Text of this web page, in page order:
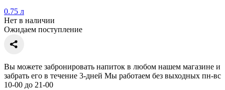
0.75 л
Нет в наличии
Ожидаем поступление
Вы можете забронировать напиток в любом нашем магазине и
забрать его в течение 3-дней Мы работаем без выходных пн-вс
10-00 до 21-00